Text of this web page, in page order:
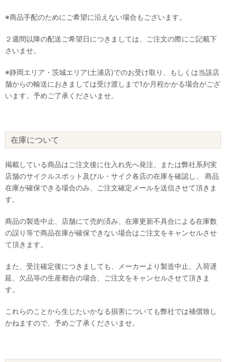
※商品手配のためにご希望に沿えない場合もございます。
２週間以降の配送ご希望日につきましては、ご注文の際にご記載下
さいませ。
※静岡エリア・茨城エリア(土浦店)でのお受け取り、もしくは当該店
舗からの輸送におきましては受け渡しまで1か月程かかる場合がござ
います。予めご了承くださいませ。
在庫について
掲載している商品はご注文後に仕入れ先へ発注、または弊社系列実
店舗のサイクルスポット及びル・サイク各店の在庫を確認し、 商品
在庫が確保できる場合のみ、ご注文確定メールを送信させて頂きま
す。
商品の製造中止、店舗にて売約済み、在庫更新不具合による在庫数
の誤り等で商品在庫が確保できない場合はご注文をキャンセルさせ
て頂きます。
また、受注確定後につきましても、メーカーより製造中止、入荷遅
延、欠品等の生産都合の場合、ご注文をキャンセルさせて頂きま
す。
これらのことから生じたいかなる損害についても弊社では補償致し
かねますので、予めご了承くださいませ。